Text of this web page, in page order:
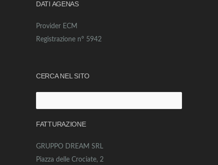
DATI AGENAS
Provider ECM
Registrazione n° 5942
CERCA NEL SITO
per:
FATTURAZIONE
GRUPPO DREAM SRL
Piazza delle Crociate, 2